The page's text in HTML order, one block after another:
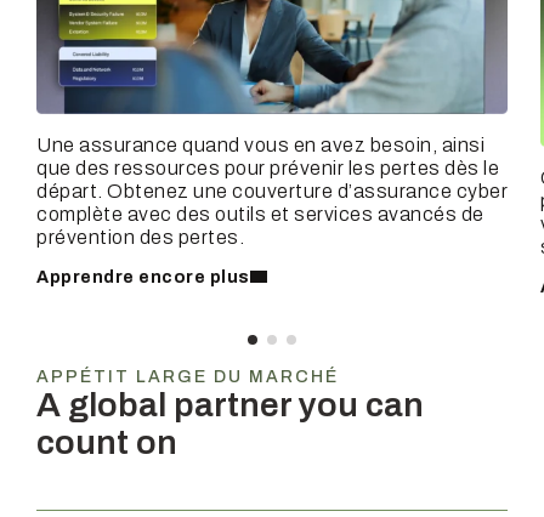
Une assurance quand vous en avez besoin, ainsi
que des ressources pour prévenir les pertes dès le
départ. Obtenez une couverture d’assurance cyber
complète avec des outils et services avancés de
prévention des pertes.
Apprendre encore plus
APPÉTIT LARGE DU MARCHÉ
A global partner you can
count on